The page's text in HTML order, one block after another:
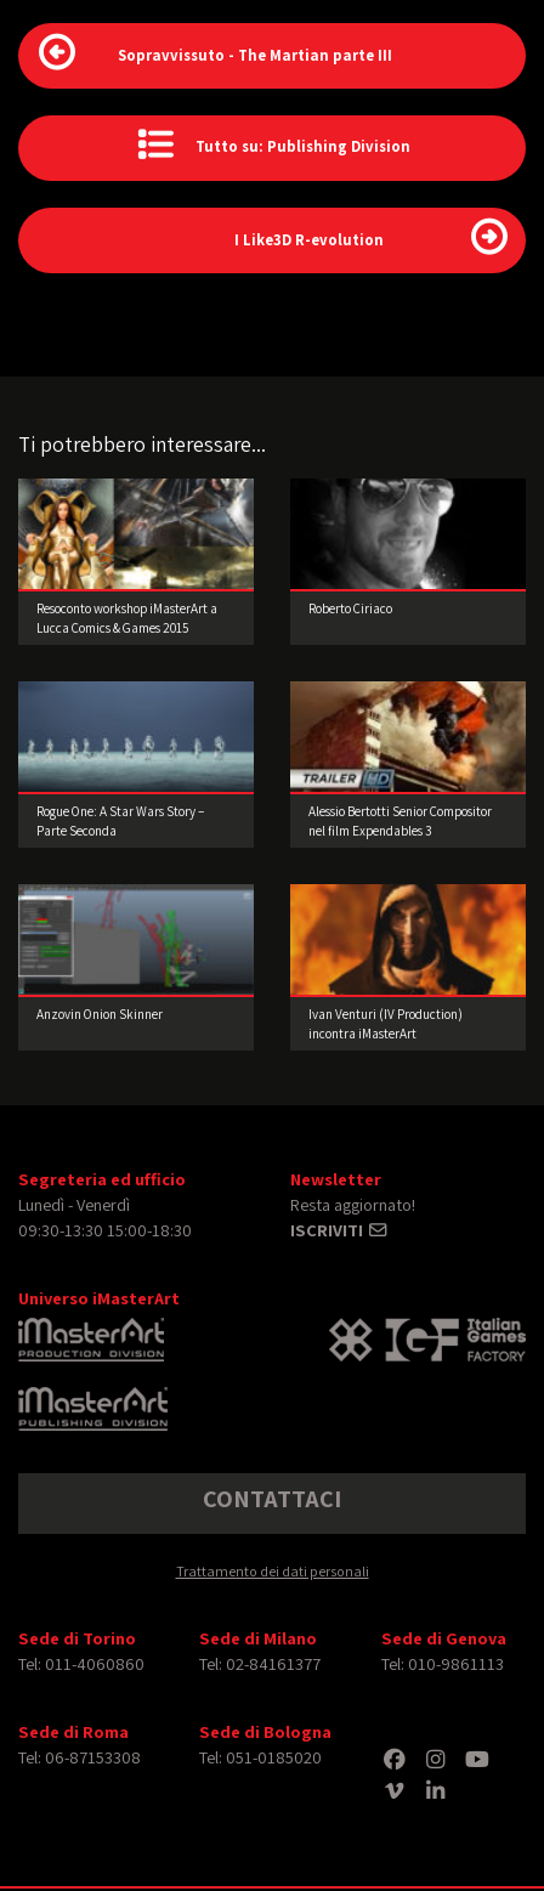
Sopravvissuto - The Martian parte III
Tutto su: Publishing Division
I Like3D R-evolution
Ti potrebbero interessare...
Resoconto workshop iMasterArt a
Lucca Comics & Games 2015
Roberto Ciriaco
Rogue One: A Star Wars Story –
Parte Seconda
Alessio Bertotti Senior Compositor
nel film Expendables 3
Anzovin Onion Skinner
Ivan Venturi (IV Production)
incontra iMasterArt
Segreteria ed ufficio
Lunedì - Venerdì
09:30-13:30 15:00-18:30
Newsletter
Resta aggiornato!
ISCRIVITI
Universo iMasterArt
CONTATTACI
Trattamento dei dati personali
Sede di Torino
Tel: 011-4060860
Sede di Milano
Tel: 02-84161377
Sede di Genova
Tel: 010-9861113
Sede di Roma
Tel: 06-87153308
Sede di Bologna
Tel: 051-0185020